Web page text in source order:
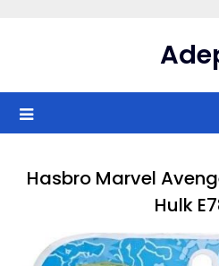
Hasbro Marvel
Hulk